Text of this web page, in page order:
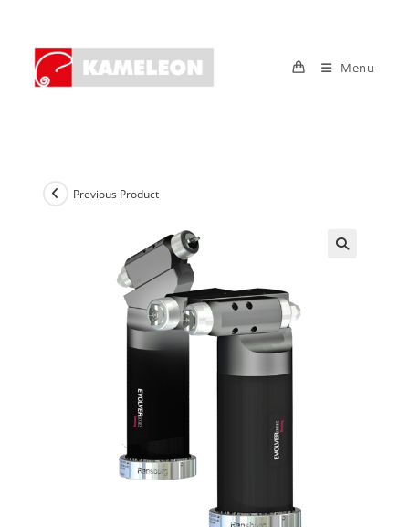
content
Menu
Previous Product